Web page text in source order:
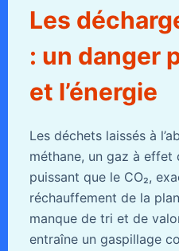
Les
: un danger
et l’énergie
Les déchets laissés à
méthane, un gaz à effet
puissant que le CO₂,
réchauffement de la
manque de tri et de
entraîne un gaspillage